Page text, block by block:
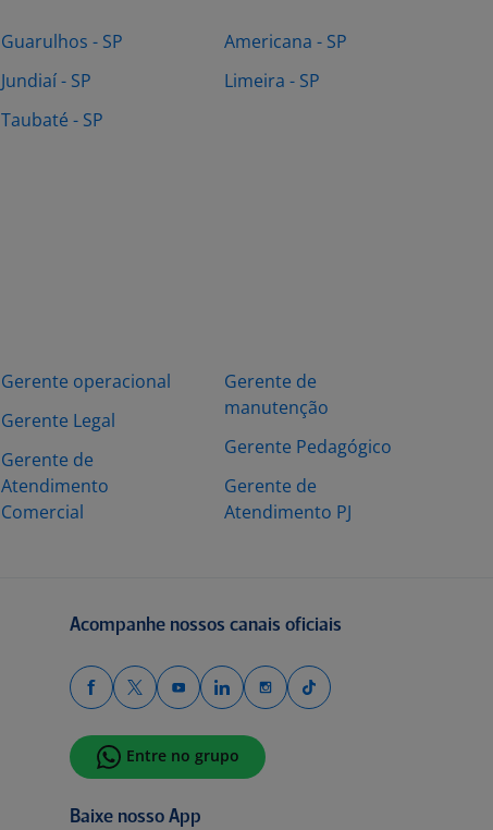
Guarulhos - SP
Jundiaí - SP
Taubaté - SP
Americana - SP
Limeira - SP
Gerente operacional
Gerente Legal
Gerente de
Atendimento
Comercial
Gerente de
manutenção
Gerente Pedagógico
Gerente de
Atendimento PJ
Acompanhe nossos canais oficiais
Entre no grupo
Baixe nosso App